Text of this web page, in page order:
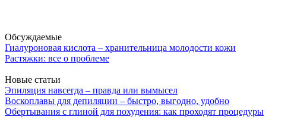
Обсуждаемые
Гиалуроновая кислота – хранительница молодости кожи
Растяжки: все о проблеме
Новые статьи
Эпиляция навсегда – правда или вымысел
Воскоплавы для депиляции – быстро, выгодно, удобно
Обертывания с глиной для похудения: как проходят процедуры